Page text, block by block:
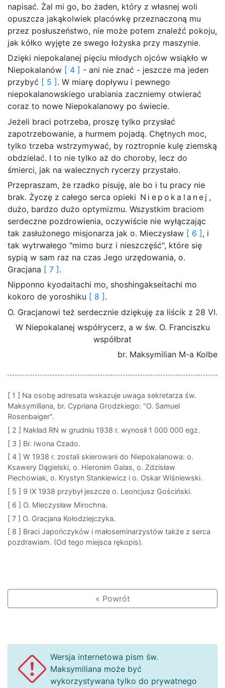
napisać. Żal mi go, bo żaden, który z własnej woli
opuszcza jakąkolwiek placówkę przeznaczoną mu
przez posłuszeństwo, nie może potem znaleźć pokoju,
jak kółko wyjęte ze swego łożyska przy maszynie.
Dzięki niepokalanej pięciu młodych ojców wsiąkło w
Niepokalanów [ 4 ] - ani nie znać - jeszcze ma jeden
przybyć [ 5 ] . W miarę dopływu i pewnego
niepokalanowskiego urabiania zaczniemy otwierać
coraz to nowe Niepokalanowy po świecie.
Jeżeli braci potrzeba, proszę tylko przysłać
zapotrzebowanie, a hurmem pojadą. Chętnych moc,
tylko trzeba wstrzymywać, by roztropnie kulę ziemską
obdzielać. I to nie tylko aż do choroby, lecz do
śmierci, jak na walecznych rycerzy przystało.
Przepraszam, że rzadko pisuję, ale bo i tu pracy nie
brak. Życzę z całego serca opieki Niepokalanej ,
dużo, bardzo dużo optymizmu. Wszystkim braciom
serdeczne pozdrowienia, oczywiście nie wyłączając
tak zasłużonego misjonarza jak o. Mieczysław [ 6 ], i
tak wytrwałego "mimo burz i nieszczęść", które się
sypią w sam raz na czas Jego urzędowania, o.
Gracjana [ 7 ].
Nipponno kyodaitachi mo, shoshingakseitachi mo
kokoro de yoroshiku [ 8 ] .
O. Gracjanowi też serdecznie dziękuję za liścik z 28 VI.
W Niepokalanej współrycerz, a w św. O. Franciszku
współbrat
br. Maksymilian M-a Kolbe
[ 1 ] Na osobę adresata wskazuje uwaga sekretarza św.
Maksymiliana, br. Cypriana Grodzkiego: "O. Samuel
Rosenbaiger".
[ 2 ] Nakład RN w grudniu 1938 r. wynosił 1 000 000 egz.
[ 3 ] Br. Iwona Czado.
[ 4 ] W 1938 r. zostali skierowani do Niepokalanowa: o.
Ksawery Dągielski, o. Hieronim Galas, o. Zdzisław
Piechowiak, o. Krystyn Stankiewicz i o. Oskar Wiśniewski.
[ 5 ] 9 IX 1938 przybył jeszcze o. Leoncjusz Gościński.
[ 6 ] O. Mieczysław Mirochna.
[ 7 ] O. Gracjana Kołodziejczyka.
[ 8 ] Braci Japończyków i małoseminarzystów także z serca
pozdrawiam. (Od tego miejsca rękopis).
« Powrót
Wersja internetowa pism św.
Maksymiliana może być
wykorzystywana tylko do prywatnego